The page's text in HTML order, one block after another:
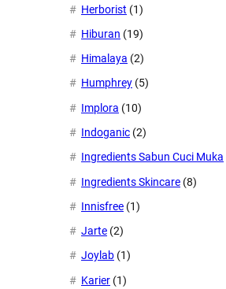
Herborist (1)
Hiburan (19)
Himalaya (2)
Humphrey (5)
Implora (10)
Indoganic (2)
Ingredients Sabun Cuci Muka
Ingredients Skincare (8)
Innisfree (1)
Jarte (2)
Joylab (1)
Karier (1)